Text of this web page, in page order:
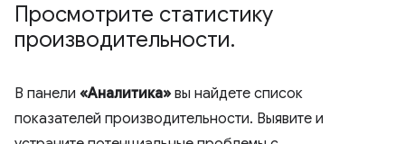
Просмотрите статистику
производительности.
В панели «Аналитика» вы найдете список
показателей производительности. Выявите и